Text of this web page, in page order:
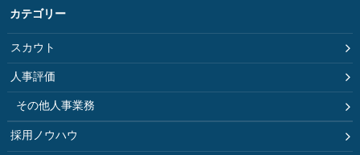
カテゴリー
スカウト
人事評価
その他人事業務
採用ノウハウ